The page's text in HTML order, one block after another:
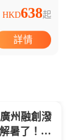
HKD638起
詳情
不再千...
州融創潑
暑了！🔥